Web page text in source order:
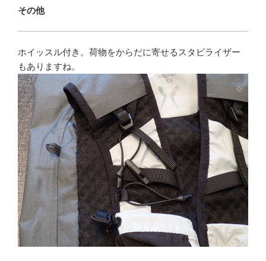
その他
ホイッスル付き。荷物をからだに寄せるスタビライザー
もありますね。